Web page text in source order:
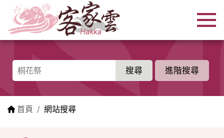
跳到主要內容區塊
::: 進階搜尋
首頁 網站搜尋